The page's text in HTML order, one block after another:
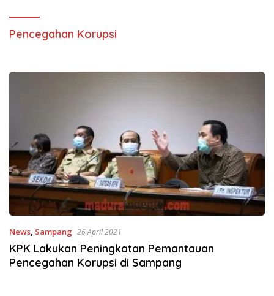
Pencegahan Korupsi
News, Sampang 26 April 2021
KPK Lakukan Peningkatan Pemantauan
Pencegahan Korupsi di Sampang